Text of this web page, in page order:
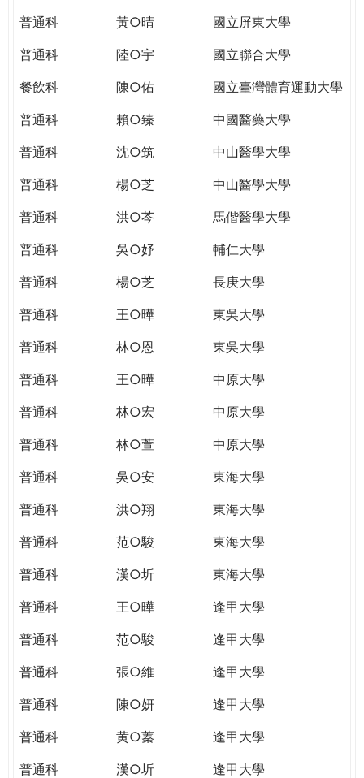
THE
PATH
GLOBAL
普通科
黃○晴
國立屏東大學
普通科
陸○宇
國立聯合大學
餐飲科
陳○佑
國立臺灣體育運動大學
普通科
賴○臻
中國醫藥大學
普通科
沈○筑
中山醫學大學
普通科
楊○芝
中山醫學大學
普通科
洪○芩
馬偕醫學大學
普通科
吳○妤
輔仁大學
普通科
楊○芝
長庚大學
普通科
王○曄
東吳大學
普通科
林○恩
東吳大學
普通科
王○曄
中原大學
普通科
林○宏
中原大學
普通科
林○萱
中原大學
普通科
吳○安
東海大學
普通科
洪○翔
東海大學
普通科
范○駿
東海大學
普通科
漢○圻
東海大學
普通科
王○曄
逢甲大學
普通科
范○駿
逢甲大學
普通科
張○維
逢甲大學
普通科
陳○妍
逢甲大學
普通科
黄○蓁
逢甲大學
普通科
漢○圻
逢甲大學